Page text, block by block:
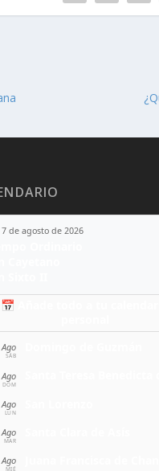
7 de agosto de 2026
📅 Añade todo a tu
SÁB
Ago
DOM
LUN
MAR
MIÉ